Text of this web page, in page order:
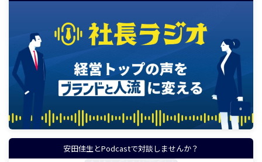
安田佳生とPodcastで対談しませんか？